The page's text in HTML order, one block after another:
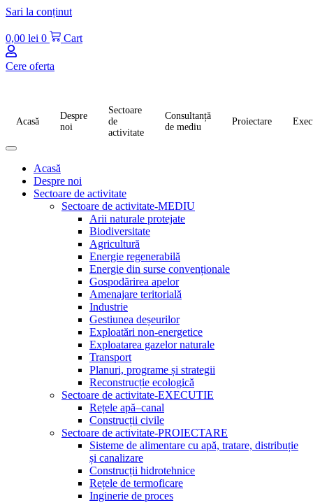
Sari la conținut
0,00 lei 0 Cart
Cere oferta
Acasă
Despre
noi
Sectoare
de
activitate
Consultanță
de mediu
Proiectare
Acasă
Despre noi
Sectoare de activitate
Sectoare de activitate-MEDIU
Arii naturale protejate
Biodiversitate
Agricultură
Energie regenerabilă
Energie din surse convenționale
Gospodărirea apelor
Amenajare teritorială
Industrie
Gestiunea deșeurilor
Exploatări non-energetice
Exploatarea gazelor naturale
Transport
Planuri, programe și strategii
Reconstrucție ecologică
Sectoare de activitate-EXECUTIE
Rețele apă–canal
Construcții civile
Sectoare de activitate-PROIECTARE
Sisteme de alimentare cu apă, tratare, distribuție
și canalizare
Construcții hidrotehnice
Rețele de termoficare
Inginerie de proces